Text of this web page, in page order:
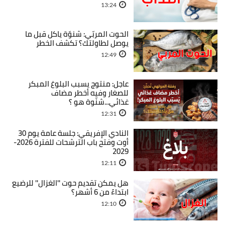
13:24
الحوت المربّي: شنوّة ياكل قبل ما
يوصل لطاولتك؟ تكشف الخطر
12:49
عاجل: منتوج يسبب البلوغ المبكر
للصغار وفيه أخطر مضاف
غذائي...شنّوة هو ؟
12:31
النادي الإفريقي: جلسة عامة يوم 30
أوت وفتح باب الترشحات للفترة 2026-
2029
12:11
هل يمكن تقديم حوت ''الغزال'' للرضيع
ابتداءً من 6 أشهر؟
12:10